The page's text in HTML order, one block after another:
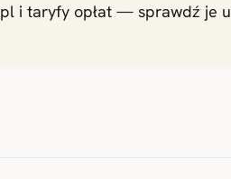
i taryfy opłat — sprawdź je u